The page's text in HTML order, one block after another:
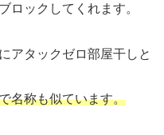
ロックしてくれます。
アタックゼロ部屋干しと
名称も似ています。